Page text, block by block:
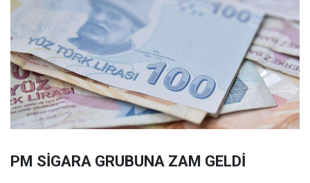
PM SİGARA GRUBUNA ZAM GELDİ